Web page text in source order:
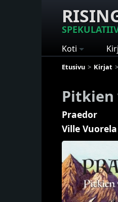
Koti
Etusivu Kirjat
Pitkien
Praedor
Ville Vuorela